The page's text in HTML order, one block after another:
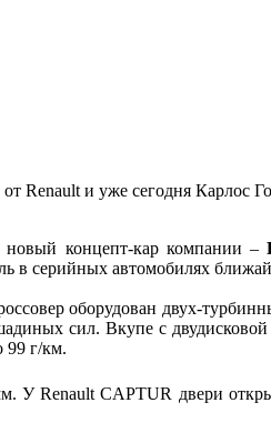
от Renault и уже сегодня Карлос
новый концепт-кар компании –
в серийных автомобилях
оборудован двух-
сил. Вкупе с
99 г/км.
Renault CAPTUR двери